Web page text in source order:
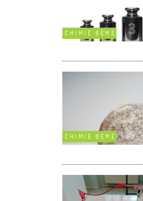
CHIMIE 6ÈME
CHIMIE 6ÈME